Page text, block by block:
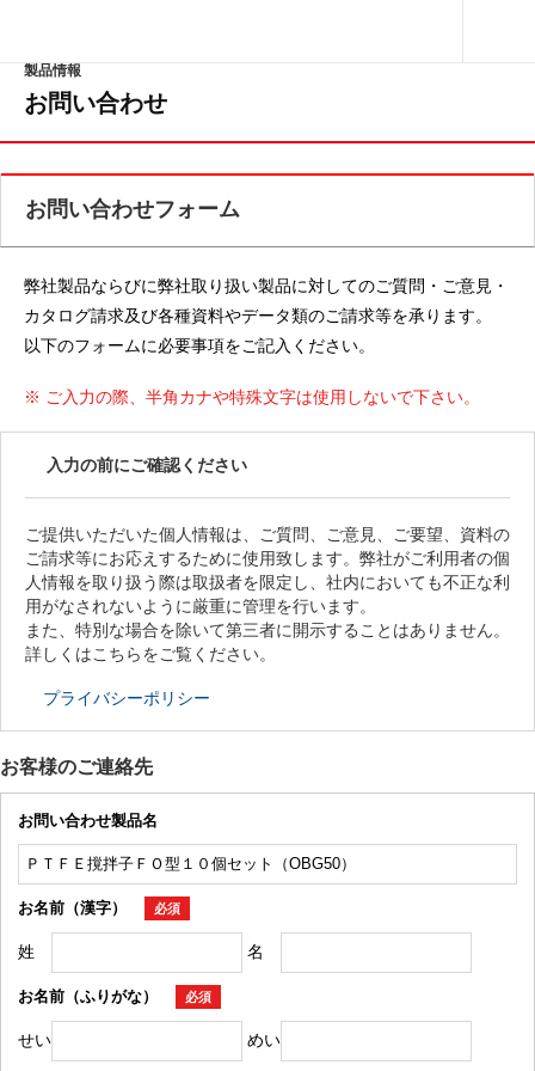
製品情報
お問い合わせ
お問い合わせフォーム
弊社製品ならびに弊社取り扱い製品に対してのご質問・ご意見・
カタログ請求及び各種資料やデータ類のご請求等を承ります。
以下のフォームに必要事項をご記入ください。
※ ご入力の際、半角カナや特殊文字は使用しないで下さい。
入力の前にご確認ください
ご提供いただいた個人情報は、ご質問、ご意見、ご要望、資料の
ご請求等にお応えするために使用致します。弊社がご利用者の個
人情報を取り扱う際は取扱者を限定し、社内においても不正な利
用がなされないように厳重に管理を行います。
また、特別な場合を除いて第三者に開示することはありません。
詳しくはこちらをご覧ください。
プライバシーポリシー
お客様のご連絡先
お問い合わせ製品名
お名前（漢字） 必須
姓 名
お名前（ふりがな） 必須
せい めい